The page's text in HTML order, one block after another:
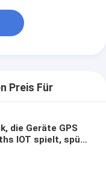
Preis Für
die Geräte GPS
IOT spielt, spürt